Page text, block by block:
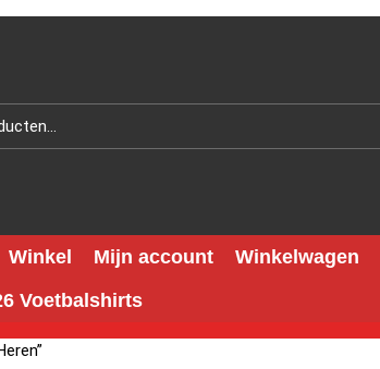
Winkel Mijn account Winkelwagen
Voetbalshirts